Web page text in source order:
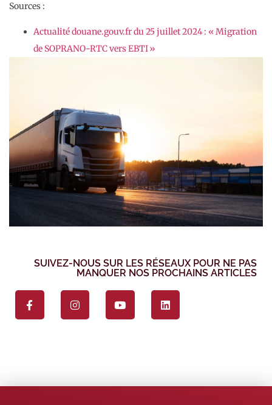
Sources :
Actualité douane.gouv.fr du 25 juillet 2024 : « Migration
de SOPRANO-RTC vers EBTI »
SUIVEZ-NOUS SUR LES RÉSEAUX POUR NE PAS
MANQUER NOS PROCHAINS ARTICLES